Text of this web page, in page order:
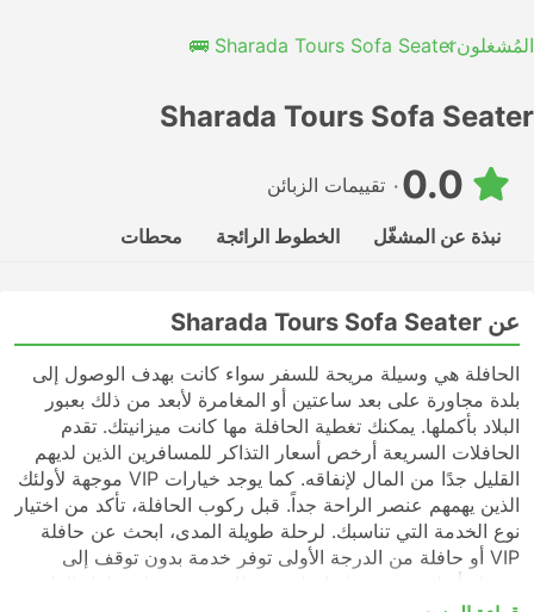
المُشغلونSharada Tours Sofa Seater 🚌
Sharada Tours Sofa Seater
٠ تقييمات الزبائن
نبذة عن المشغّل الخطوط الرائجة محطات
عن Sharada Tours Sofa Seater
الحافلة هي وسيلة مريحة للسفر سواء كانت بهدف الوصول إلى
بلدة مجاورة على بعد ساعتين أو المغامرة لأبعد من ذلك بعبور
البلاد بأكملها. يمكنك تغطية الحافلة مها كانت ميزانيتك. تقدم
الحافلات السريعة أرخص أسعار التذاكر للمسافرين الذين لديهم
القليل جدًا من المال لإنفاقه. كما يوجد خيارات VIP موجهة لأولئك
الذين يهمهم عنصر الراحة جداً. قبل ركوب الحافلة، تأكد من اختيار
نوع الخدمة التي تناسبك. لرحلة طويلة المدى، ابحث عن حافلة
VIP أو حافلة من الدرجة الأولى توفر خدمة بدون توقف إلى